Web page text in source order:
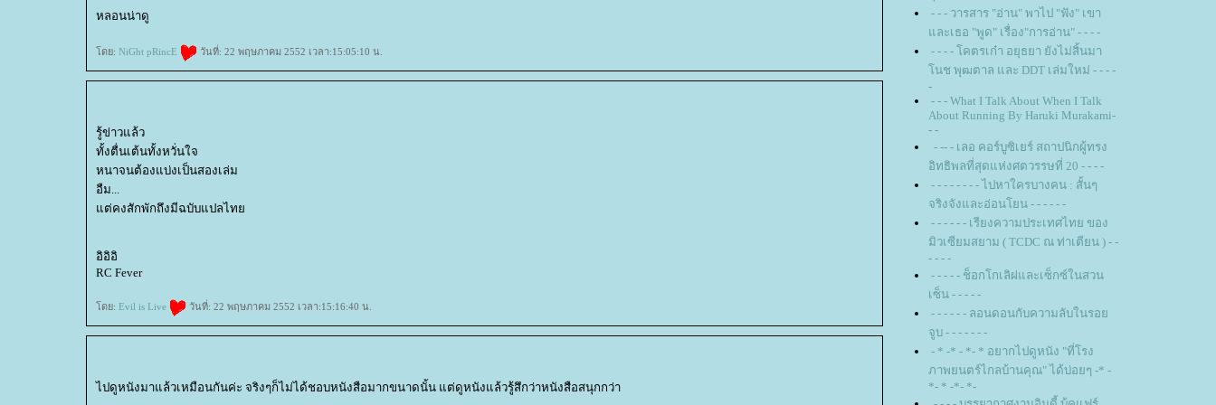
หลอนน่าดู
ดย: NiGht pRincE วันที่: 22 พฤษภาคม 2552 เวลา:15:05:10 น.
รู้ข่าวแล้ว
ทั้งตื่นเต้นทั้งหวั่นใจ
หนาจนต้องแบ่งเป็นสองเล่ม
อืม...
ต่คงสักพักถึงมีฉบับแปลไท
อิอิอิ
RC Fever
ดย: Evil is Live วันที่: 22 พฤษภาคม 2552 เวลา:15:16:40 น.
ไปดูหนังมาแล้วเหมือนกันค่ะ จริงๆก็ไม่ได้ชอบหนังสือมากขนาดนั้น แต่ดูหนังแล้วรู้สึกว่าหนังสือสนุกกว่า
- - - วารสาร "อ่าน" พาไป "ฟัง" เขา
ละเธอ "พูด" เรื่อง"การอ่าน" - - - -
- - - - โคตรเก๋า อยุธยา ยังไม่สิ้นมา
นช พุฒตาล และ DDT เล่มใหม่ - - - -
-
- - - What I Talk About When I Talk
About Running By Haruki Murakami-
- -
- -- - เลอ คอร์บูซิเยร์ สถาปนิกผู้ทรง
อิทธิพลที่สุดแห่งศตวรรษที่ 20 - - - -
- - - - - - - - ไปหาใครบางคน : สั้นๆ
จริงจังและอ่อนโยน - - - - - -
- - - - - - เรียงความประเทศไทย ของ
มิวเซียมสยาม ( TCDC ณ ท่าเตียน ) - -
- - - -
- - - - - ช็อกโกเลิฝและเซ็กซ์ในสวน
เซ็น - - - - -
- - - - - - ลอนดอนกับความลับในรอ
จูบ - - - - - - -
- * -* - *- * อยากไปดูหนัง "ที่โรง
ภาพยนตร์ไกลบ้านคุณ" ได้บ่อยๆ -* -
*- * -*- *-